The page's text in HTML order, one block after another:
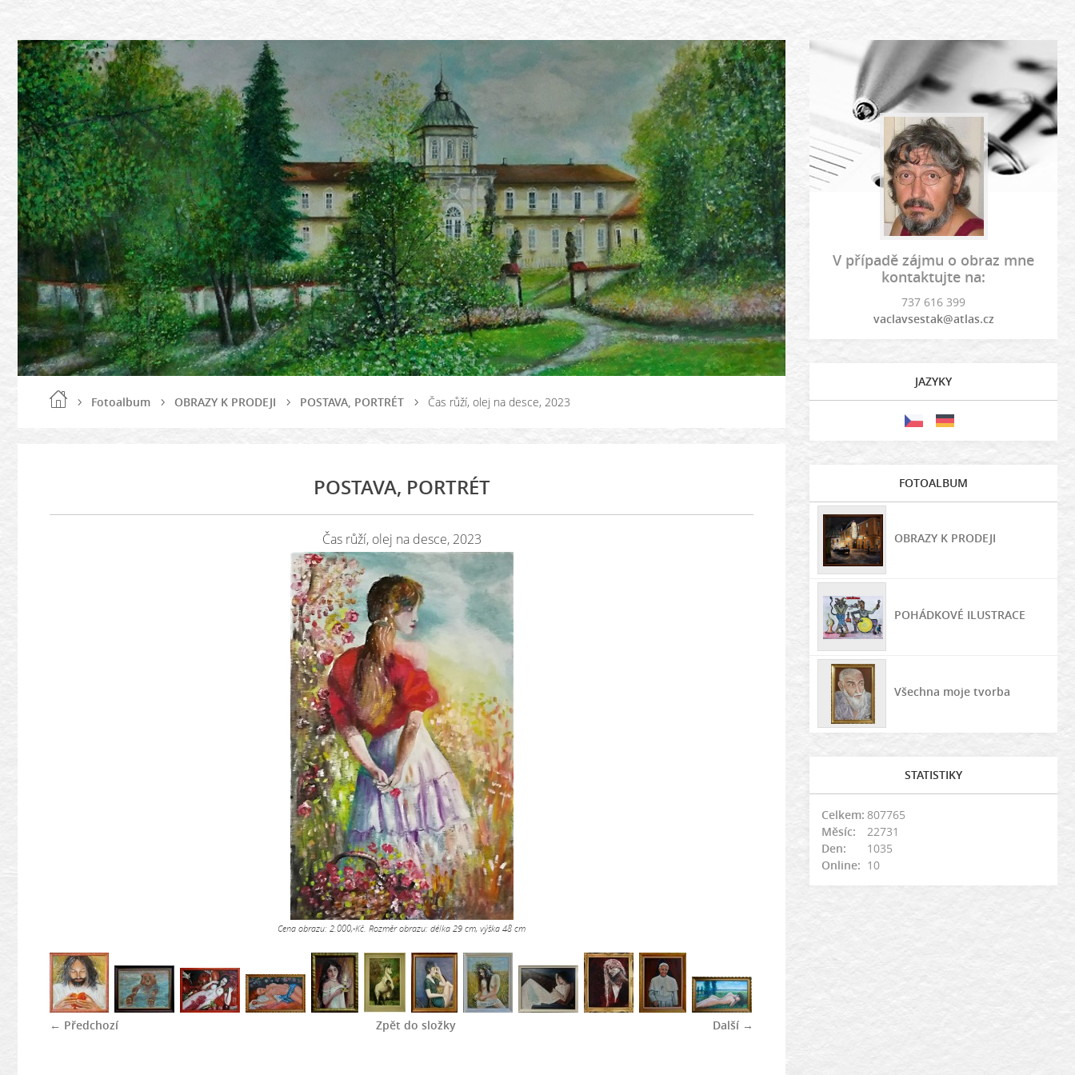
Fotoalbum OBRAZY K PRODEJI POSTAVA, PORTRÉT Čas růží, olej na desce, 2023
POSTAVA, PORTRÉT
Čas růží, olej na desce, 2023
Cena obrazu: 2.000,-Kč. Rozměr obrazu: délka 29 cm, výška 48 cm
← Předchozí Další →
Zpět do složky
V případě zájmu o obraz mne
kontaktujte na:
737 616 399
vaclavsestak@atlas.cz
JAZYKY
FOTOALBUM
OBRAZY K PRODEJI
POHÁDKOVÉ ILUSTRACE
Všechna moje tvorba
STATISTIKY
Online: 10
Celkem: 807765
Měsíc:
22731
Den:
1035